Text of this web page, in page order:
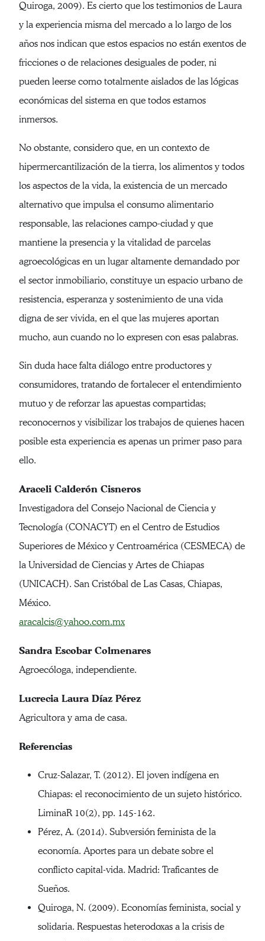
Quiroga, 2009). Es cierto que los testimonios de Laura
y la experiencia misma del mercado a lo largo de los
años nos indican que estos espacios no están exentos de
fricciones o de relaciones desiguales de poder, ni
pueden leerse como totalmente aislados de las lógicas
económicas del sistema en que todos estamos
inmersos.
No obstante, considero que, en un contexto de
hipermercantilización de la tierra, los alimentos y todos
los aspectos de la vida, la existencia de un mercado
alternativo que impulsa el consumo alimentario
responsable, las relaciones campo-ciudad y que
mantiene la presencia y la vitalidad de parcelas
agroecológicas en un lugar altamente demandado por
el sector inmobiliario, constituye un espacio urbano de
resistencia, esperanza y sostenimiento de una vida
digna de ser vivida, en el que las mujeres aportan
mucho, aun cuando no lo expresen con esas palabras.
Sin duda hace falta diálogo entre productores y
consumidores, tratando de fortalecer el entendimiento
mutuo y de reforzar las apuestas compartidas;
reconocernos y visibilizar los trabajos de quienes hacen
posible esta experiencia es apenas un primer paso para
ello.
Araceli Calderón Cisneros
Investigadora del Consejo Nacional de Ciencia y
Tecnología (CONACYT) en el Centro de Estudios
Superiores de México y Centroamérica (CESMECA) de
la Universidad de Ciencias y Artes de Chiapas
(UNICACH). San Cristóbal de Las Casas, Chiapas,
México.
aracalcis@yahoo.com.mx
Sandra Escobar Colmenares
Agroecóloga, independiente.
Lucrecia Laura Díaz Pérez
Agricultora y ama de casa.
Referencias
Cruz-Salazar, T. (2012). El joven indígena en
Chiapas: el reconocimiento de un sujeto histórico.
LiminaR 10(2), pp. 145-162.
Pérez, A. (2014). Subversión feminista de la
economía. Aportes para un debate sobre el
conflicto capital-vida. Madrid: Traficantes de
Sueños.
Quiroga, N. (2009). Economías feminista, social y
solidaria. Respuestas heterodoxas a la crisis de